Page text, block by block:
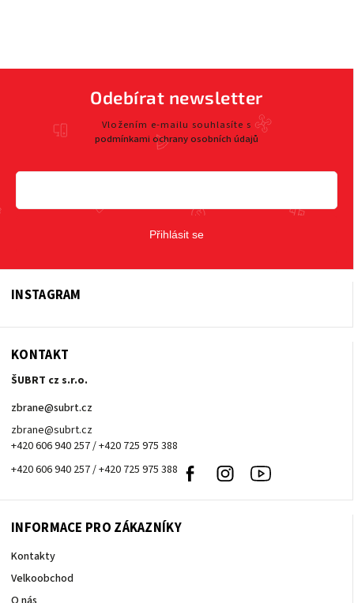
Odebírat newsletter
Vložením e-mailu souhlasíte s
podmínkami ochrany osobních údajů
Přihlásit se
INSTAGRAM
KONTAKT
ŠUBRT cz s.r.o.
zbrane@subrt.cz
zbrane@subrt.cz
+420 606 940 257 / +420 725 975 388
+420 606 940 257 / +420 725 975 388
Facebook Instagram
INFORMACE PRO ZÁKAZNÍKY
Kontakty
Velkoobchod